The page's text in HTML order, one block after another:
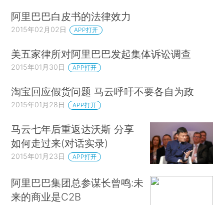
阿里巴巴白皮书的法律效力
2015年02月02日 APP打开
美五家律所对阿里巴巴发起集体诉讼调查
2015年01月30日 APP打开
淘宝回应假货问题 马云呼吁不要各自为政
2015年01月28日 APP打开
马云七年后重返达沃斯 分享
如何走过来(对话实录)
2015年01月23日 APP打开
阿里巴巴集团总参谋长曾鸣:未
来的商业是C2B